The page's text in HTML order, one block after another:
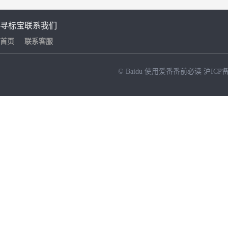
寻标宝
首页
联系我们
联系客服
© Baidu 使用爱番番前必读 沪ICP